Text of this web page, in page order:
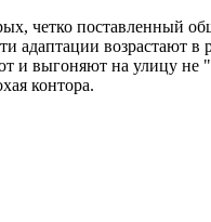
четко поставленный
адаптации возрастают
выгоняют на улицу не
контора.